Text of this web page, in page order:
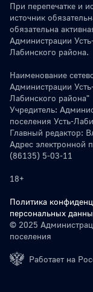
При перепечатке и
источник
обязательна
Администрации
Лабинского района.
Наименование
Администрации
Лабинского района"
Учредитель:
поселения Усть-
Главный редактор:
Адрес электронной
(86135) 5-03-11
18+
Политика
персональных
© 2025
поселения
Работает на